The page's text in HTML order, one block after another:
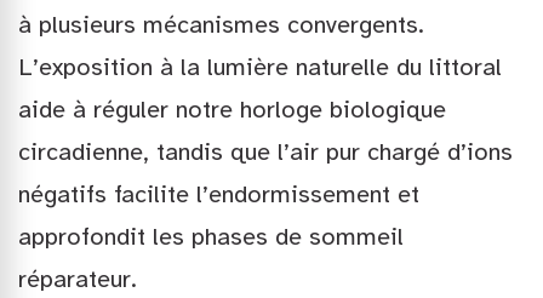
à plusieurs mécanismes convergents.
L’exposition à la lumière naturelle du littoral
aide à réguler notre horloge biologique
circadienne, tandis que l’air pur chargé d’ions
négatifs facilite l’endormissement et
approfondit les phases de sommeil
réparateur.